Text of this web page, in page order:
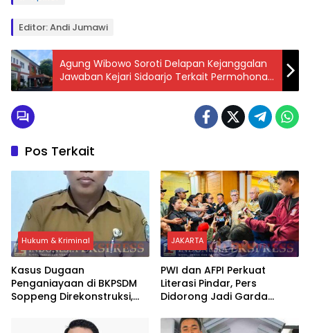
Editor: Andi Jumawi
Agung Wibowo Soroti Delapan Kejanggalan
Jawaban Kejari Sidoarjo Terkait Permohonan
Penangguhan Eksekusi
Pos Terkait
Hukum & Kriminal
Kasus Dugaan
Penganiayaan di BKPSDM
Soppeng Direkonstruksi,
Hukum Terus Berjalan
JAKARTA
PWI dan AFPI Perkuat
Literasi Pindar, Pers
Didorong Jadi Garda
Lawan Pinjol Ilegal